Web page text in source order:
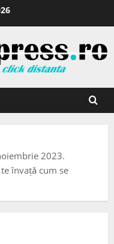
2023.
învață cum se